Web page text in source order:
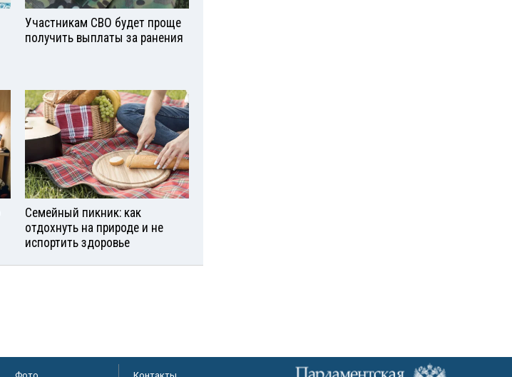
Участникам СВО будет проще
получить выплаты за ранения
Семейный пикник: как
отдохнуть на природе и не
испортить здоровье